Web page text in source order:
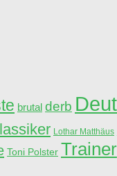
brutal derb
Lothar Matthäus
Toni Polster Trainer